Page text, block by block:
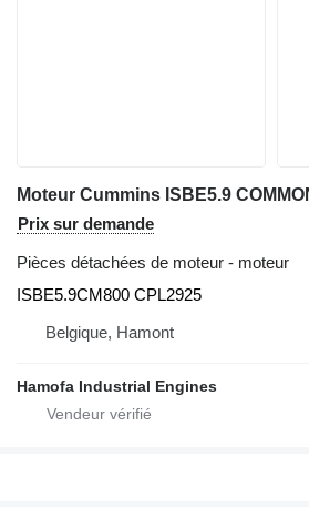
Prix sur demande
Pièces détachées de moteur - moteur
ISBE5.9CM800 CPL2925
Belgique, Hamont
Hamofa Industrial Engines